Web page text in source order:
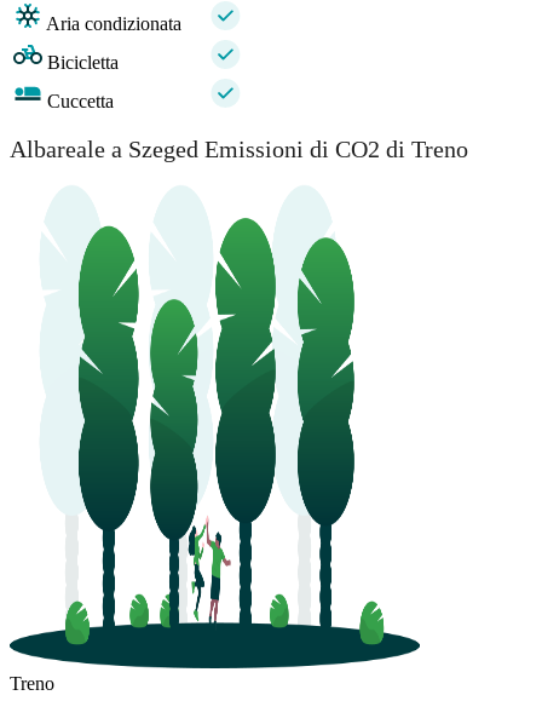
Aria condizionata
Bicicletta
Cuccetta
Albareale a Szeged Emissioni di CO2 di Treno
Treno